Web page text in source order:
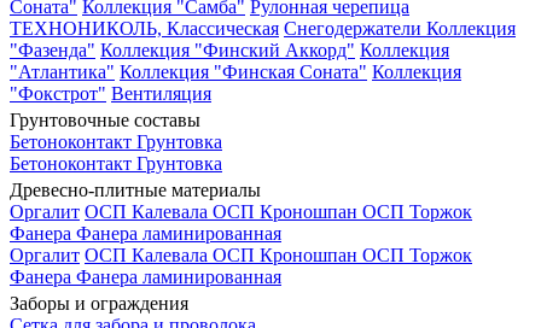
Соната" Коллекция "Самба" Рулонная черепица
ТЕХНОНИКОЛЬ, Классическая Снегодержатели Коллекция
"Фазенда" Коллекция "Финский Аккорд" Коллекция
"Атлантика" Коллекция "Финская Соната" Коллекция
"Фокстрот" Вентиляция
Грунтовочные составы
Бетоноконтакт Грунтовка
Бетоноконтакт Грунтовка
Древесно-плитные материалы
Оргалит ОСП Калевала ОСП Кроношпан ОСП Торжок
Фанера Фанера ламинированная
Оргалит ОСП Калевала ОСП Кроношпан ОСП Торжок
Фанера Фанера ламинированная
Заборы и ограждения